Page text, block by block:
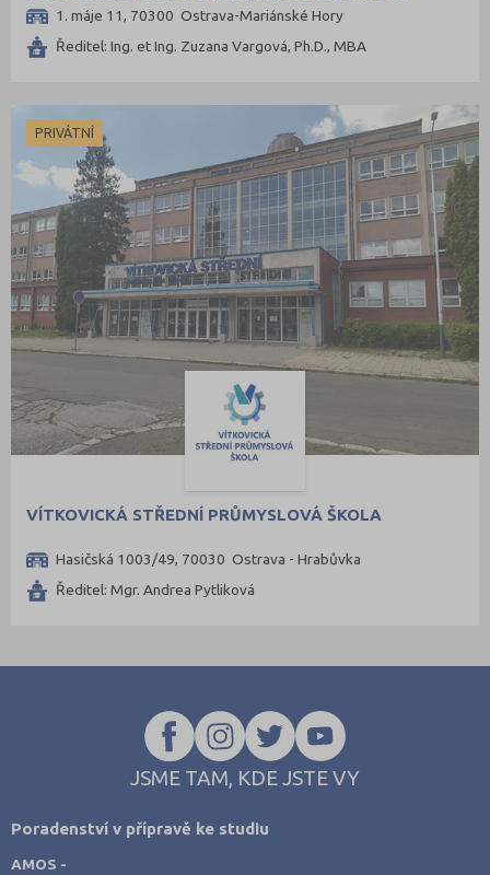
1. máje 11, 70300 Ostrava-Mariánské Hory
Ředitel: Ing. et Ing. Zuzana Vargová, Ph.D., MBA
PRIVÁTNÍ
VÍTKOVICKÁ STŘEDNÍ PRŮMYSLOVÁ ŠKOLA
Hasičská 1003/49, 70030 Ostrava - Hrabůvka
Ředitel: Mgr. Andrea Pytliková
JSME TAM, KDE JSTE VY
Poradenství v přípravě ke studiu
AMOS -